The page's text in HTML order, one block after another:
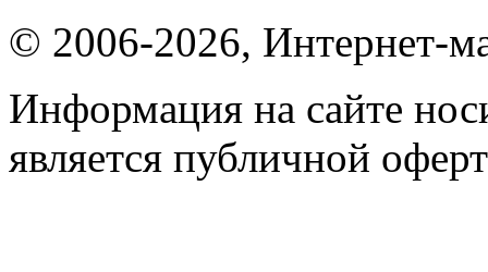
© 2006-2026, Интернет-
Информация на сайте
является публичной